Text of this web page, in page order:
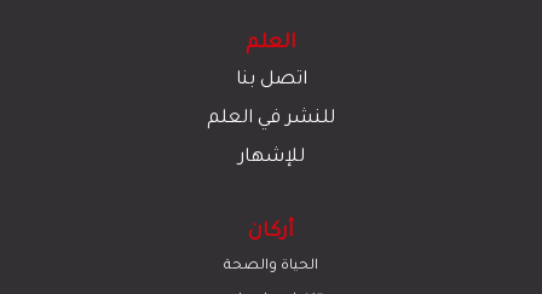
العلم
اتصل بنا
للنشر في العلم
للإشهار
أركان
الحياة والصحة